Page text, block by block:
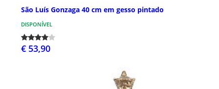
São Luís Gonzaga 40 cm em gesso pintado
DISPONÍVEL
€ 53,90